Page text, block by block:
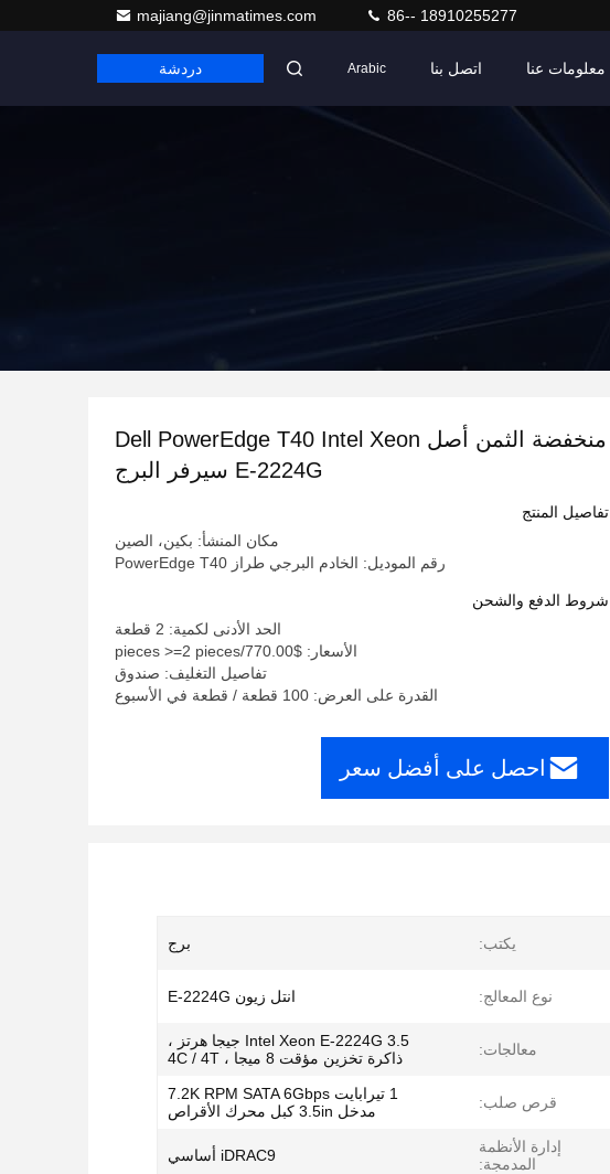
majiang@jinmatimes.com 86-- 18910255277
معلومات عنا اتصل بنا Arabic دردشة
منخفضة الثمن أصل Dell PowerEdge T40 Intel Xeon
E-2224G سيرفر البرج
تفاصيل المنتج
مكان المنشأ: بكين، الصين
رقم الموديل: الخادم البرجي طراز PowerEdge T40
شروط الدفع والشحن
الحد الأدنى لكمية: 2 قطعة
الأسعار: $770.00/pieces >=2 pieces
تفاصيل التغليف: صندوق
القدرة على العرض: 100 قطعة / قطعة في الأسبوع
احصل على أفضل سعر
يكتب: برج
نوع المعالج: انتل زيون E-2224G
معالجات:
Intel Xeon E-2224G 3.5 جيجا هرتز ،
ذاكرة تخزين مؤقت 8 ميجا ، 4C / 4T
قرص صلب:
1 تيرابايت 7.2K RPM SATA 6Gbps
مدخل 3.5in كبل محرك الأقراص
إدارة الأنظمة
المدمجة:
iDRAC9 أساسي